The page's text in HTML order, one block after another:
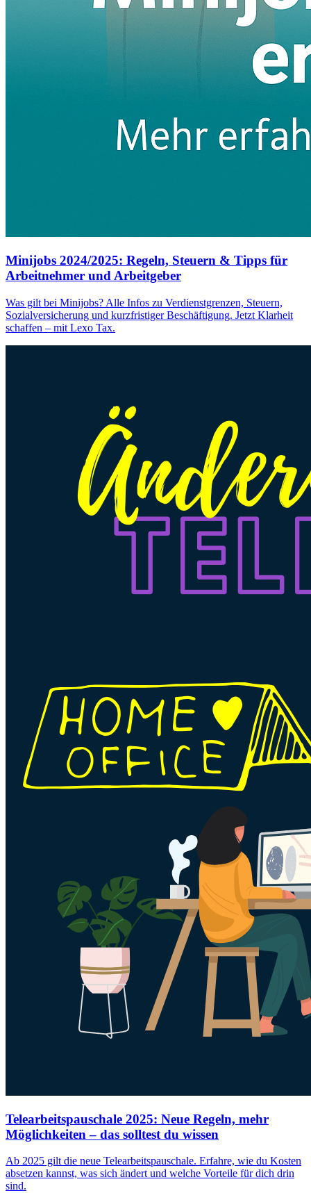
Minijobs 2024/2025: Regeln, Steuern & Tipps für
Arbeitnehmer und Arbeitgeber
Was gilt bei Minijobs? Alle Infos zu Verdienstgrenzen, Steuern,
Sozialversicherung und kurzfristiger Beschäftigung. Jetzt Klarheit
schaffen – mit Lexo Tax.
Telearbeitspauschale 2025: Neue Regeln, mehr
Möglichkeiten – das solltest du wissen
Ab 2025 gilt die neue Telearbeitspauschale. Erfahre, wie du Kosten
absetzen kannst, was sich ändert und welche Vorteile für dich drin
sind.